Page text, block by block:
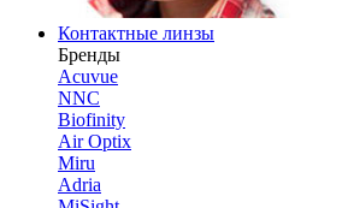
Контактные линзы
Бренды
Acuvue
NNC
Biofinity
Air Optix
Miru
Adria